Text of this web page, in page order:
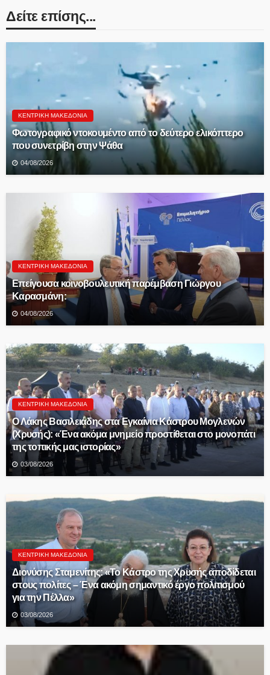
Δείτε επίσης...
ΚΕΝΤΡΙΚΉ ΜΑΚΕΔΟΝΊΑ
Φωτογραφικό ντοκουμέντο από το δεύτερο ελικόπτερο
που συνετρίβη στην Ψάθα
04/08/2026
ΚΕΝΤΡΙΚΉ ΜΑΚΕΔΟΝΊΑ
Επείγουσα κοινοβουλευτική παρέμβαση Γιώργου
Καρασμάνη:
04/08/2026
ΚΕΝΤΡΙΚΉ ΜΑΚΕΔΟΝΊΑ
Ο Λάκης Βασιλειάδης στα Εγκαίνια Κάστρου Μογλενών
(Χρυσής): «Ένα ακόμα μνημείο προστίθεται στο μονοπάτι
της τοπικής μας ιστορίας»
03/08/2026
ΚΕΝΤΡΙΚΉ ΜΑΚΕΔΟΝΊΑ
Διονύσης Σταμενίτης: «Το Κάστρο της Χρυσής αποδίδεται
στους πολίτες – Ένα ακόμη σημαντικό έργο πολιτισμού
για την Πέλλα»
03/08/2026